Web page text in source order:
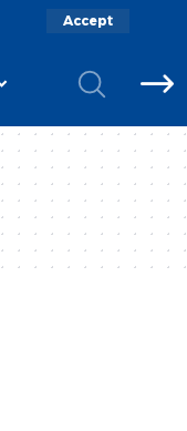
Accept